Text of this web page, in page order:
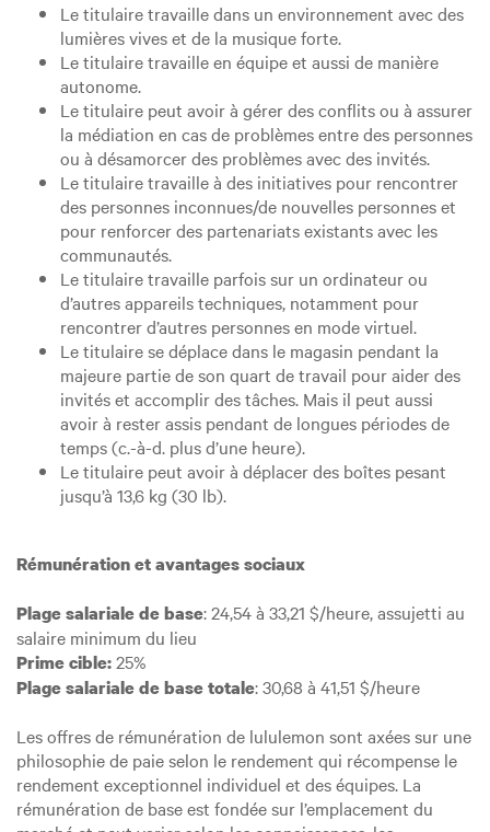
Le titulaire travaille dans un environnement avec des
lumières vives et de la musique forte.
Le titulaire travaille en équipe et aussi de manière
autonome.
Le titulaire peut avoir à gérer des conflits ou à assurer
la médiation en cas de problèmes entre des personnes
ou à désamorcer des problèmes avec des invités.
Le titulaire travaille à des initiatives pour rencontrer
des personnes inconnues/de nouvelles personnes et
pour renforcer des partenariats existants avec les
communautés.
Le titulaire travaille parfois sur un ordinateur ou
d’autres appareils techniques, notamment pour
rencontrer d’autres personnes en mode virtuel.
Le titulaire se déplace dans le magasin pendant la
majeure partie de son quart de travail pour aider des
invités et accomplir des tâches. Mais il peut aussi
avoir à rester assis pendant de longues périodes de
temps (c.-à-d. plus d’une heure).
Le titulaire peut avoir à déplacer des boîtes pesant
jusqu’à 13,6 kg (30 lb).
Rémunération et avantages sociaux
Plage salariale de base: 24,54 à 33,21 $/heure, assujetti au
salaire minimum du lieu
Prime cible:25%
Plage salariale de base totale: 30,68 à 41,51 $/heure
Les offres de rémunération de lululemon sont axées sur une
philosophie de paie selon le rendement qui récompense le
rendement exceptionnel individuel et des équipes. La
rémunération de base est fondée sur l’emplacement du